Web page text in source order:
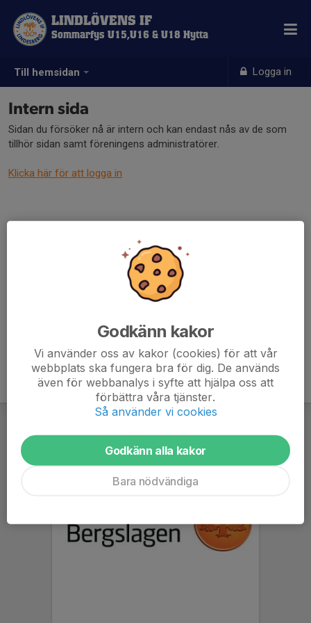
Till hemsidan Logga in
LINDLÖVENS IF
Sommarfys U15,U16 & U18 Hytta
Intern sida
Sidan du försöker nå är intern och kan endast nås av de som
tillhör sidan samt föreningens administratörer.
Klicka här för att logga in
Godkänn kakor
Vi använder oss av kakor (cookies) för att vår
webbplats ska fungera bra för dig. De används
även för webbanalys i syfte att hjälpa oss att
förbättra våra tjänster.
Så använder vi cookies
Godkänn alla kakor
Bara nödvändiga